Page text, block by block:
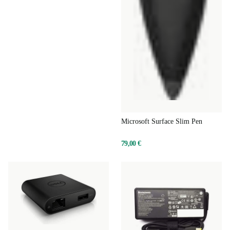
Microsoft Surface Slim Pen
79,00 €